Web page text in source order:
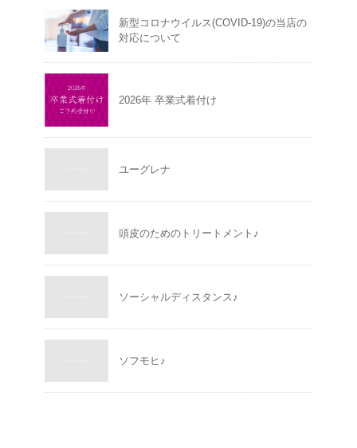
新型コロナウイルス(COVID-19)の当店の
対応について
2026年 卒業式着付け
ユーグレナ
頭皮のためのトリートメント♪
ソーシャルディスタンス♪
ソフモヒ♪